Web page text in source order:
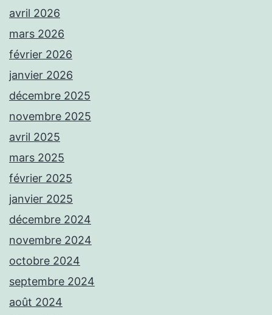
avril 2026
mars 2026
février 2026
janvier 2026
décembre 2025
novembre 2025
avril 2025
mars 2025
février 2025
janvier 2025
décembre 2024
novembre 2024
octobre 2024
septembre 2024
août 2024